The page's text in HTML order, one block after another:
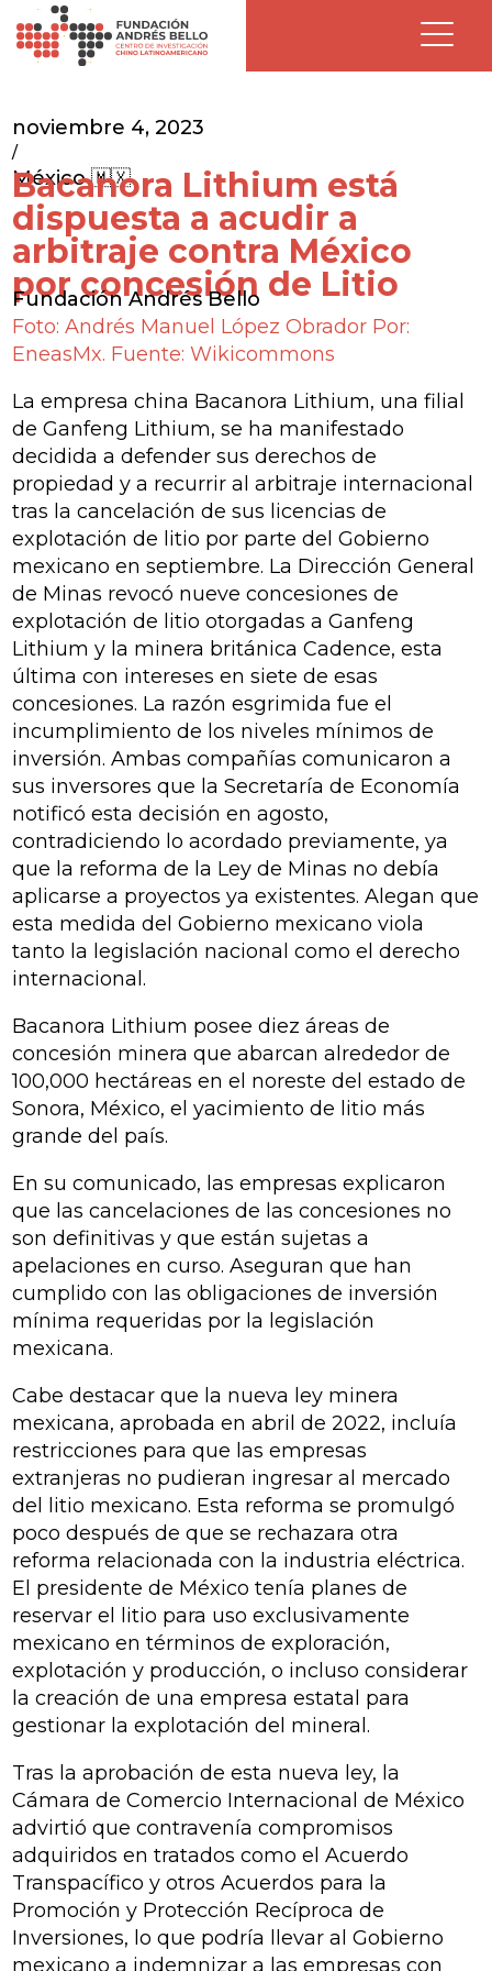
noviembre 4, 2023
/
México 🇲🇽
Bacanora Lithium está
dispuesta a acudir a
arbitraje contra México
por concesión de Litio
Fundación Andrés Bello
Foto: Andrés Manuel López Obrador Por:
EneasMx. Fuente: Wikicommons
La empresa china Bacanora Lithium, una filial
de Ganfeng Lithium, se ha manifestado
decidida a defender sus derechos de
propiedad y a recurrir al arbitraje internacional
tras la cancelación de sus licencias de
explotación de litio por parte del Gobierno
mexicano en septiembre. La Dirección General
de Minas revocó nueve concesiones de
explotación de litio otorgadas a Ganfeng
Lithium y la minera británica Cadence, esta
última con intereses en siete de esas
concesiones. La razón esgrimida fue el
incumplimiento de los niveles mínimos de
inversión. Ambas compañías comunicaron a
sus inversores que la Secretaría de Economía
notificó esta decisión en agosto,
contradiciendo lo acordado previamente, ya
que la reforma de la Ley de Minas no debía
aplicarse a proyectos ya existentes. Alegan que
esta medida del Gobierno mexicano viola
tanto la legislación nacional como el derecho
internacional.
Bacanora Lithium posee diez áreas de
concesión minera que abarcan alrededor de
100,000 hectáreas en el noreste del estado de
Sonora, México, el yacimiento de litio más
grande del país.
En su comunicado, las empresas explicaron
que las cancelaciones de las concesiones no
son definitivas y que están sujetas a
apelaciones en curso. Aseguran que han
cumplido con las obligaciones de inversión
mínima requeridas por la legislación
mexicana.
Cabe destacar que la nueva ley minera
mexicana, aprobada en abril de 2022, incluía
restricciones para que las empresas
extranjeras no pudieran ingresar al mercado
del litio mexicano. Esta reforma se promulgó
poco después de que se rechazara otra
reforma relacionada con la industria eléctrica.
El presidente de México tenía planes de
reservar el litio para uso exclusivamente
mexicano en términos de exploración,
explotación y producción, o incluso considerar
la creación de una empresa estatal para
gestionar la explotación del mineral.
Tras la aprobación de esta nueva ley, la
Cámara de Comercio Internacional de México
advirtió que contravenía compromisos
adquiridos en tratados como el Acuerdo
Transpacífico y otros Acuerdos para la
Promoción y Protección Recíproca de
Inversiones, lo que podría llevar al Gobierno
mexicano a indemnizar a las empresas con